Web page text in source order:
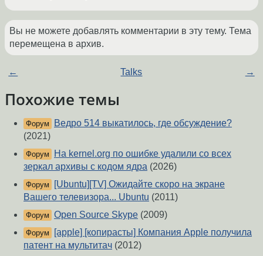
Вы не можете добавлять комментарии в эту тему. Тема
перемещена в архив.
← Talks →
Похожие темы
Форум
Ведро 514 выкатилось, где обсуждение?
(2021)
Форум
На kernel.org по ошибке удалили со всех
зеркал архивы с кодом ядра (2026)
Форум
[Ubuntu][TV] Ожидайте скоро на экране
Вашего телевизора... Ubuntu (2011)
Форум Open Source Skype (2009)
Форум
[apple] [копирасты] Компания Apple получила
патент на мультитач (2012)